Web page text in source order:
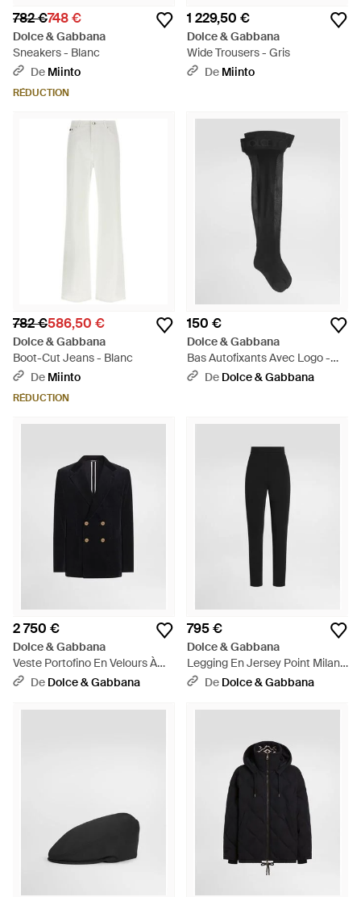
782 €748 €
Dolce & Gabbana
Sneakers - Blanc
De Miinto
RÉDUCTION
1 229,50 €
Dolce & Gabbana
Wide Trousers - Gris
De Miinto
782 €586,50 €
Dolce & Gabbana
Boot-Cut Jeans - Blanc
De Miinto
RÉDUCTION
150 €
Dolce & Gabbana
Bas Autofixants Avec Logo -
NoirDe Dolce & Gabbana
2 750 €
Dolce & Gabbana
Veste Portofino En Velours À
Double Boutonnage - Noir
De Dolce & Gabbana
795 €
Dolce & Gabbana
Legging En Jersey Point Milano
- Noir
De Dolce & Gabbana